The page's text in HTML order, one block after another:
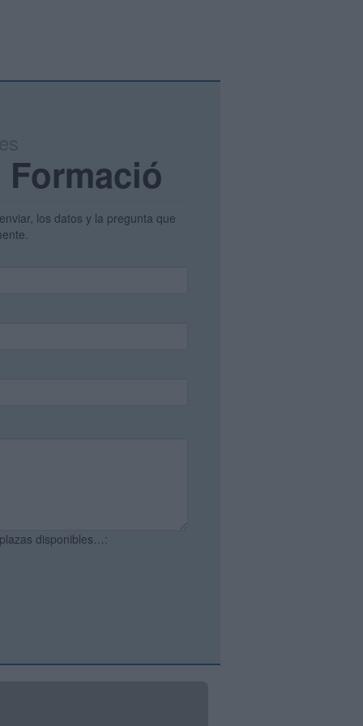
los datos y la pregunta que
disponibles…: